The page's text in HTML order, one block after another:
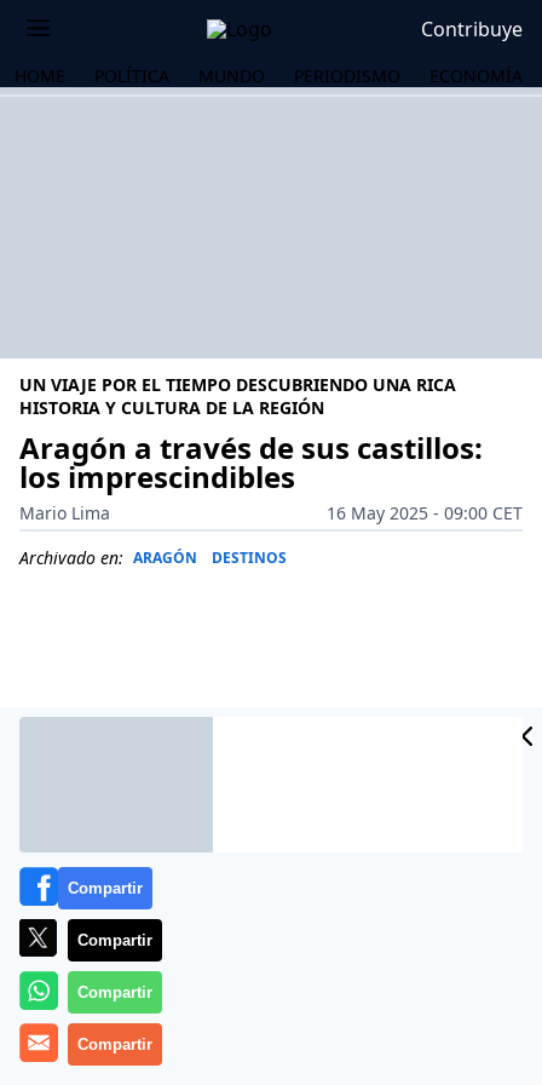
Contribuye
HOME POLÍTICA MUNDO PERIODISMO ECONOMÍA
UN VIAJE POR EL TIEMPO DESCUBRIENDO UNA RICA
HISTORIA Y CULTURA DE LA REGIÓN
Aragón a través de sus castillos:
los imprescindibles
Mario Lima
16 May 2025 - 09:00 CET
Archivado en: ARAGÓN DESTINOS
Más información
Compartir
Compartir
Compartir
Compartir